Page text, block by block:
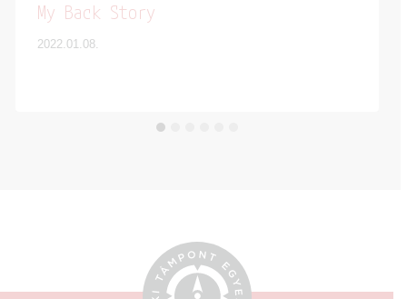
My Back Story
2022.01.08.